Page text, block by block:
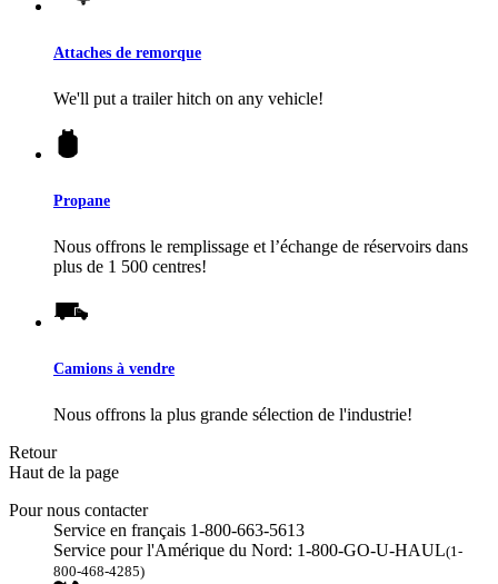
Attaches de remorque
We'll put a trailer hitch on any vehicle!
Propane
Nous offrons le remplissage et l’échange de réservoirs dans
plus de 1 500 centres!
Camions à vendre
Nous offrons la plus grande sélection de l'industrie!
Retour
Haut de la page
Pour nous contacter
Service en français 1-800-663-5613
Service pour l'Amérique du Nord: 1-800-GO-U-HAUL(1-
800-468-4285)